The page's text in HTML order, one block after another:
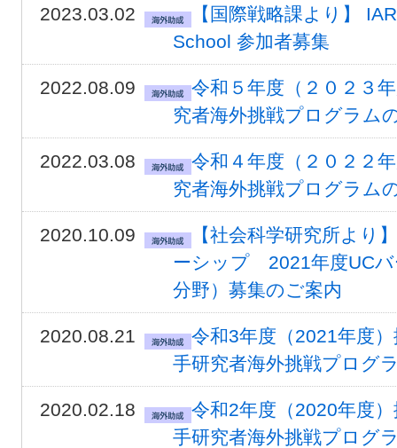
2023.03.02
【国際戦略課より】
School 参加者募集
2022.08.09
令和５年度（２０２３
究者海外挑戦プログラム
2022.03.08
令和４年度（２０２２
究者海外挑戦プログラム
2020.10.09
【社会科学研究所より
ーシップ 2021年度UCバ
分野）募集のご案内
2020.08.21
令和3年度（2021年度
手研究者海外挑戦プログ
2020.02.18
令和2年度（2020年度
手研究者海外挑戦プログ